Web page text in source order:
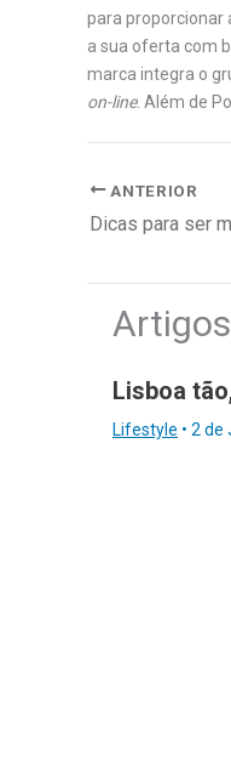
para proporcionar
a sua oferta com
marca integra o
on-line. Além de
ANTERIOR
Dicas para ser
Lisboa
Lifestyle • 2 de